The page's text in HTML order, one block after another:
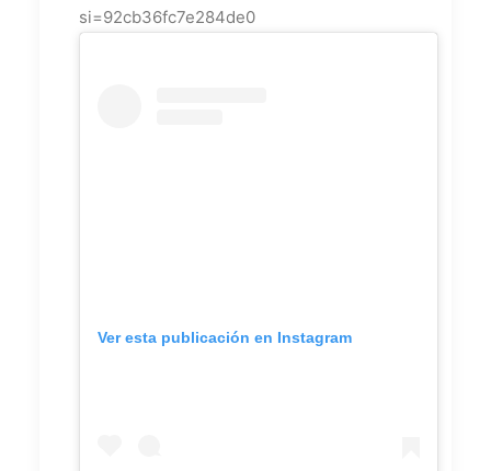
si=92cb36fc7e284de0
Ver esta publicación en Instagram